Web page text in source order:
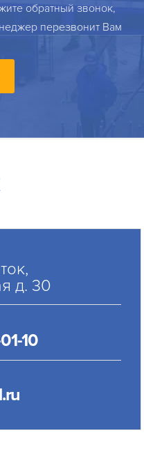
обратный звонок,
перезвонит Вам
д. 30
10